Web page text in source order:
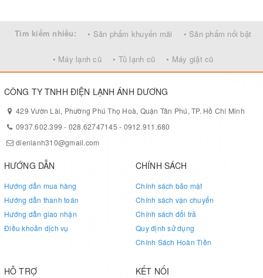
Tìm kiếm nhiều: • Sản phẩm khuyến mãi • Sản phẩm nổi bật
• Máy lạnh cũ • Tủ lạnh cũ • Máy giặt cũ
CÔNG TY TNHH ĐIỆN LẠNH ÁNH DƯƠNG
429 Vườn Lài, Phường Phú Thọ Hoà, Quận Tân Phú, TP. Hồ Chí Minh
0937.602.399 - 028.62747145 - 0912.911.680
dienlanh310@gmail.com
HƯỚNG DẪN
Hướng dẫn mua hàng
Hướng dẫn thanh toán
Hướng dẫn giao nhận
Điều khoản dịch vụ
CHÍNH SÁCH
Chính sách bảo mật
Chính sách vận chuyển
Chính sách đổi trả
Quy định sử dụng
Chính Sách Hoàn Tiền
HỖ TRỢ KẾT NỐI